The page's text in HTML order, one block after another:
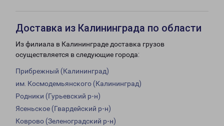
Доставка из Калининграда по области
Из филиала в Калининграде доставка грузов
осуществляется в следующие города:
Прибрежный (Калининград)
им. Космодемьянского (Калининград)
Родники (Гурьевский р-н)
Ясеньское (Гвардейский р-н)
Коврово (Зеленоградский р-н)